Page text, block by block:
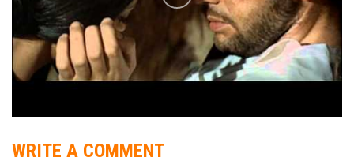
WRITE A COMMENT